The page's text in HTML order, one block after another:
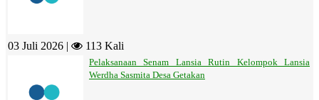
03 Juli 2026 | 113 Kali
Pelaksanaan Senam Lansia Rutin Kelompok Lansia
Werdha Sasmita Desa Getakan